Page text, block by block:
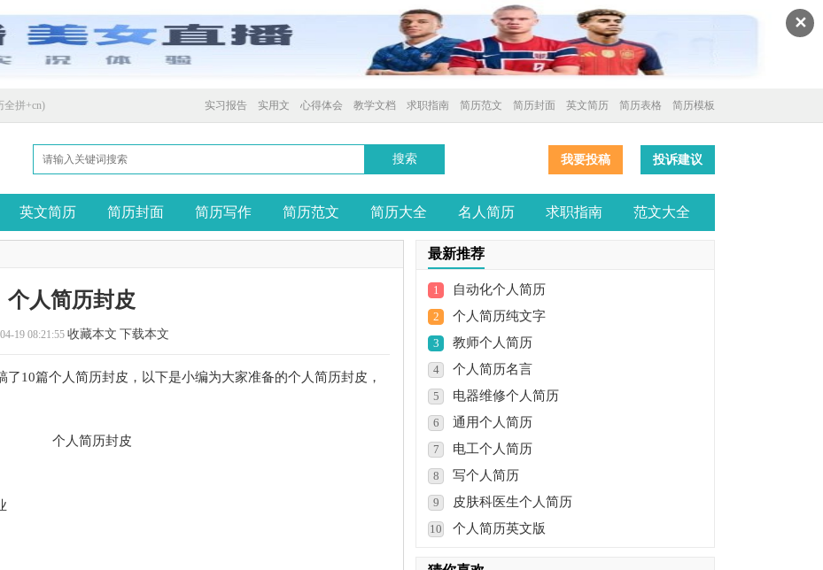
✕
全拼+cn) 简历模板
简历表格
英文简历
简历封面
简历范文
求职指南
教学文档
心得体会
实用文
实习报告
我要投稿 投诉建议
英文简历 简历封面 简历写作 简历范文 简历大全 名人简历 求职指南 范文大全
个人简历封皮
19 08:21:55 收藏本文 下载本文
了10篇个人简历封皮，以下是小编为大家准备的个人简历封皮，
最新推荐
1 自动化个人简历
2 个人简历纯文字
3 教师个人简历
4 个人简历名言
5 电器维修个人简历
6 通用个人简历
7 电工个人简历
8 写个人简历
9 皮肤科医生个人简历
10 个人简历英文版